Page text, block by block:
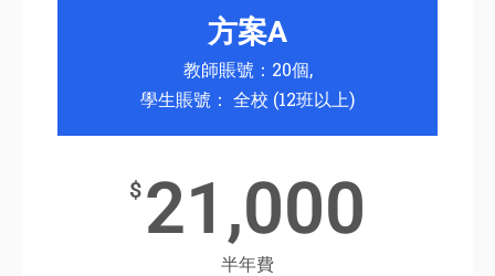
方案A
教師賬號：20個,
學生賬號： 全校 (12班以上)
$ 21,000
半年費